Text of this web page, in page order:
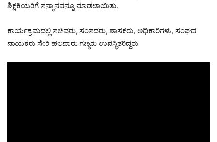
ಶಿಕ್ಷಕಿಯರಿಗೆ ಸನ್ಮಾನವನ್ನೂ ಮಾಡಲಾಯಿತು.
ಕಾರ್ಯಕ್ರಮದಲ್ಲಿ ಸಚಿವರು, ಸಂಸದರು, ಶಾಸಕರು, ಅಧಿಕಾರಿಗಳು, ಸಂಘದ
ನಾಯಕರು ಸೇರಿ ಹಲವಾರು ಗಣ್ಯರು ಉಪಸ್ಥಿತರಿದ್ದರು.